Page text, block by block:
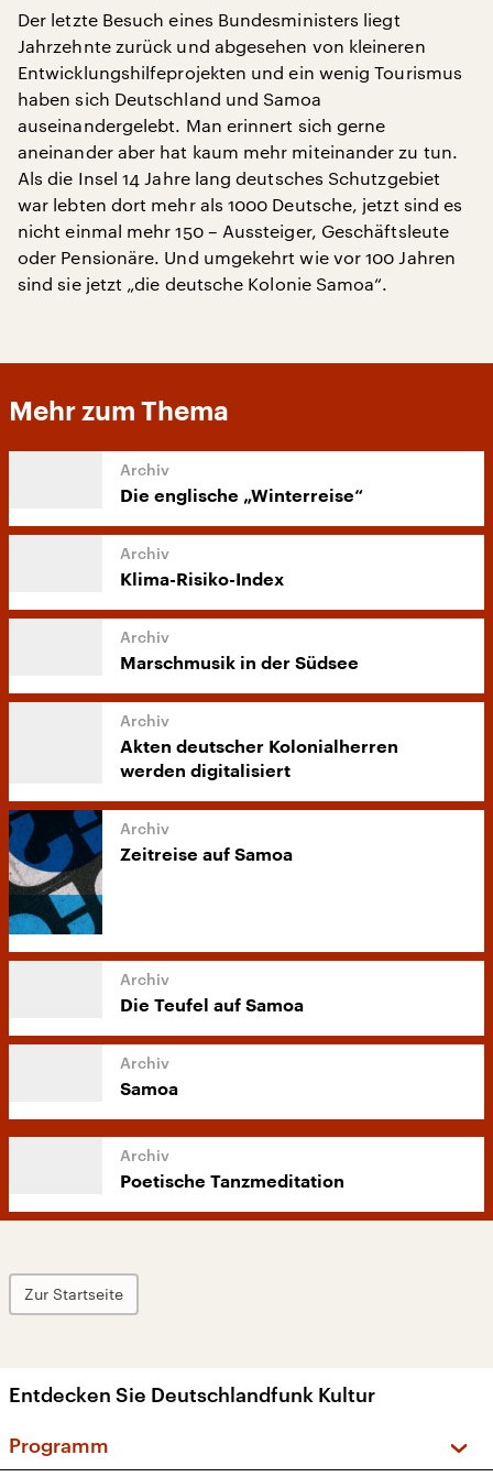
Der letzte Besuch eines Bundesministers liegt
Jahrzehnte zurück und abgesehen von kleineren
Entwicklungshilfeprojekten und ein wenig Tourismus
haben sich Deutschland und Samoa
auseinandergelebt. Man erinnert sich gerne
aneinander aber hat kaum mehr miteinander zu tun.
Als die Insel 14 Jahre lang deutsches Schutzgebiet
war lebten dort mehr als 1000 Deutsche, jetzt sind es
nicht einmal mehr 150 – Aussteiger, Geschäftsleute
oder Pensionäre. Und umgekehrt wie vor 100 Jahren
sind sie jetzt „die deutsche Kolonie Samoa“.
Mehr zum Thema
Die englische „Winterreise“
Klima-Risiko-Index
Marschmusik in der Südsee
Akten deutscher Kolonialherren
werden digitalisiert
Zeitreise auf Samoa
Die Teufel auf Samoa
Samoa
Poetische Tanzmeditation
Zur Startseite
Entdecken Sie Deutschlandfunk Kultur
Programm